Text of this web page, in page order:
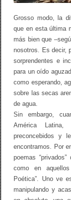
Grosso modo, la
que en esta última
más bien que
nosotros. Es decir,
sorprendentes e
para un oído
como esperando,
sobre las secas
de agua.
Sin embargo,
América Latina,
preconcebidos y
encontramos. Por
poemas
como en
Poética”. Uno ve
manipulando y